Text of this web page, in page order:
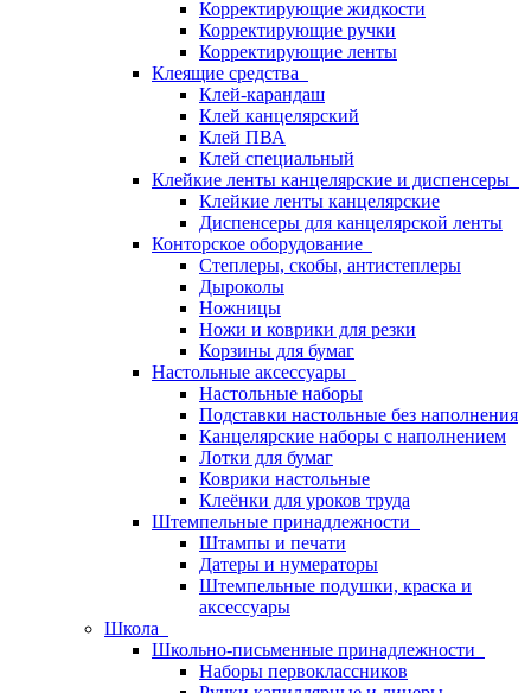
Корректирующие жидкости
Корректирующие ручки
Корректирующие ленты
Клеящие средства
Клей-карандаш
Клей канцелярский
Клей ПВА
Клей специальный
Клейкие ленты канцелярские и диспенсеры
Клейкие ленты канцелярские
Диспенсеры для канцелярской ленты
Конторское оборудование
Степлеры, скобы, антистеплеры
Дыроколы
Ножницы
Ножи и коврики для резки
Корзины для бумаг
Настольные аксессуары
Настольные наборы
Подставки настольные без наполнения
Канцелярские наборы с наполнением
Лотки для бумаг
Коврики настольные
Клеёнки для уроков труда
Штемпельные принадлежности
Штампы и печати
Датеры и нумераторы
Штемпельные подушки, краска и
аксессуары
Школа
Школьно-письменные принадлежности
Наборы первоклассников